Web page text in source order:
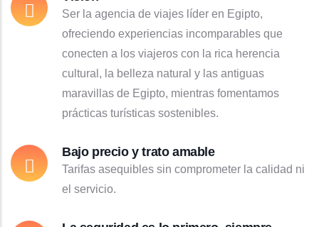
Ser la agencia de viajes líder en Egipto,
ofreciendo experiencias incomparables que
conecten a los viajeros con la rica herencia
cultural, la belleza natural y las antiguas
maravillas de Egipto, mientras fomentamos
prácticas turísticas sostenibles.
Bajo precio y trato amable
Tarifas asequibles sin comprometer la calidad ni
el servicio.